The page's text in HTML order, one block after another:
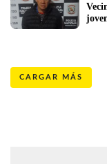
CARGAR MÁS